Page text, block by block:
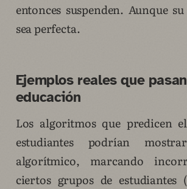
entonces suspenden. Aunque
sea perfecta.
Ejemplos reales que
educación
Los algoritmos que predicen
estudiantes podrían
algorítmico, marcando
ciertos grupos de estudiantes